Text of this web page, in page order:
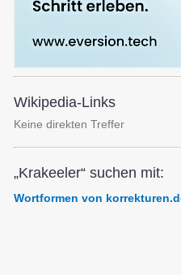
Wikipedia-Links
Keine direkten Treffer
„Krakeeler“ suchen mit:
Wortformen von